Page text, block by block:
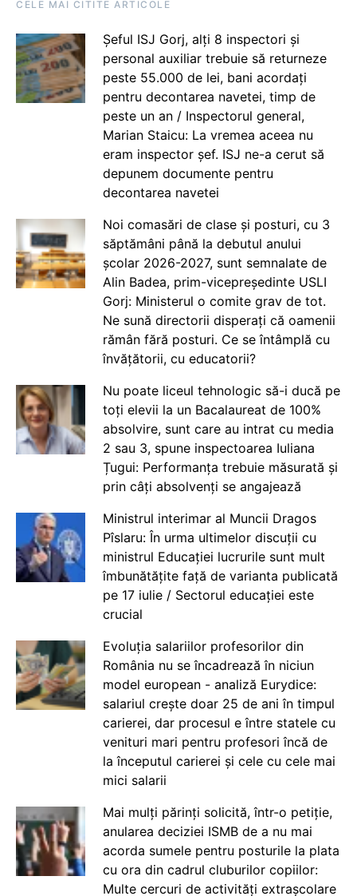
CELE MAI CITITE ARTICOLE
Șeful ISJ Gorj, alți 8 inspectori și
personal auxiliar trebuie să returneze
peste 55.000 de lei, bani acordați
pentru decontarea navetei, timp de
peste un an / Inspectorul general,
Marian Staicu: La vremea aceea nu
eram inspector șef. ISJ ne-a cerut să
depunem documente pentru
decontarea navetei
Noi comasări de clase și posturi, cu 3
săptămâni până la debutul anului
școlar 2026-2027, sunt semnalate de
Alin Badea, prim-vicepreședinte USLI
Gorj: Ministerul o comite grav de tot.
Ne sună directorii disperați că oamenii
rămân fără posturi. Ce se întâmplă cu
învățătorii, cu educatorii?
Nu poate liceul tehnologic să-i ducă pe
toți elevii la un Bacalaureat de 100%
absolvire, sunt care au intrat cu media
2 sau 3, spune inspectoarea Iuliana
Țugui: Performanța trebuie măsurată și
prin câți absolvenți se angajează
Ministrul interimar al Muncii Dragos
Pîslaru: În urma ultimelor discuții cu
ministrul Educației lucrurile sunt mult
îmbunătățite față de varianta publicată
pe 17 iulie / Sectorul educației este
crucial
Evoluția salariilor profesorilor din
România nu se încadrează în niciun
model european - analiză Eurydice:
salariul crește doar 25 de ani în timpul
carierei, dar procesul e între statele cu
venituri mari pentru profesori încă de
la începutul carierei și cele cu cele mai
mici salarii
Mai mulți părinți solicită, într-o petiție,
anularea deciziei ISMB de a nu mai
acorda sumele pentru posturile la plata
cu ora din cadrul cluburilor copiilor:
Multe cercuri de activități extrașcolare